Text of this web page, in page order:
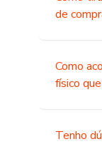
de
Como
físico
Tenho